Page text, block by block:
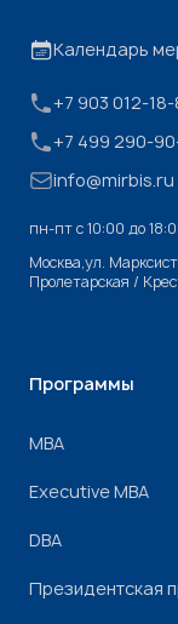
Календарь
+7 903 012-18-
+7 499 290-
info@mirbis.ru
пн-пт с 10:00 до
Москва,ул.
Пролетарская /
Программы
МВА
Executive MBA
DBA
Президентская